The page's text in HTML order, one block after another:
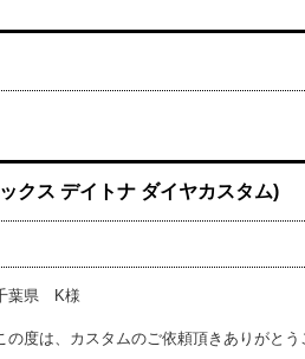
クス デイトナ ダイヤカスタム)
葉県 K様
の度は、カスタムのご依頼頂きありがと